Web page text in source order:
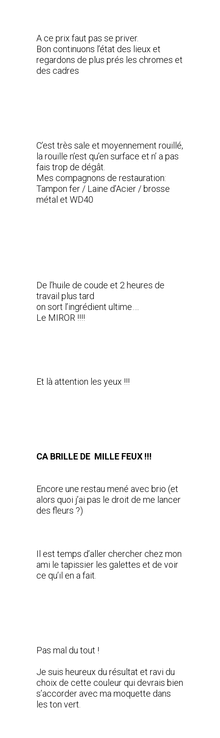
A ce prix faut pas se priver.
Bon continuons l’état des lieux et
regardons de plus prés les chromes et
des cadres
C’est très sale et moyennement rouillé,
la rouille n’est qu’en surface et n’ a pas
fais trop de dégât.
Mes compagnons de restauration:
Tampon fer / Laine d’Acier / brosse
métal et WD40
De l’huile de coude et 2 heures de
travail plus tard
on sort l’ingrédient ultime….
Le MIROR !!!!
Et là attention les yeux !!!
CA BRILLE DE MILLE FEUX !!!
Encore une restau mené avec brio (et
alors quoi j’ai pas le droit de me lancer
des fleurs ?)
Il est temps d’aller chercher chez mon
ami le tapissier les galettes et de voir
ce qu’il en a fait.
Pas mal du tout !
Je suis heureux du résultat et ravi du
choix de cette couleur qui devrais bien
s’accorder avec ma moquette dans
les ton vert.